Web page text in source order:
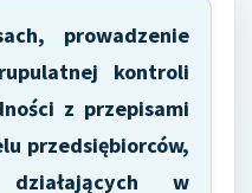
prowadzenie
kontroli
z przepisami
przedsiębiorców,
w